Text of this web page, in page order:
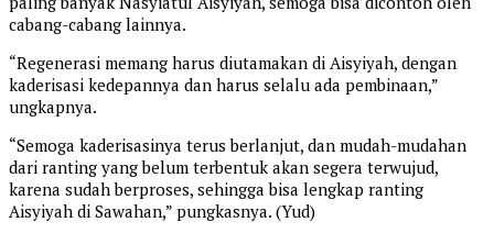
cabang-cabang lainnya.
“Regenerasi memang harus diutamakan di Aisyiyah, dengan
kaderisasi kedepannya dan harus selalu ada pembinaan,”
ungkapnya.
“Semoga kaderisasinya terus berlanjut, dan mudah-mudahan
dari ranting yang belum terbentuk akan segera terwujud,
karena sudah berproses, sehingga bisa lengkap ranting
Aisyiyah di Sawahan,” pungkasnya. (Yud)